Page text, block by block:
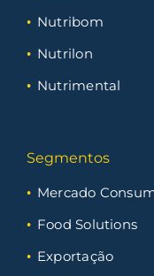
Nutribom
Nutrilon
Nutrimental
Segmentos
Mercado
Food Solutions
Exportação